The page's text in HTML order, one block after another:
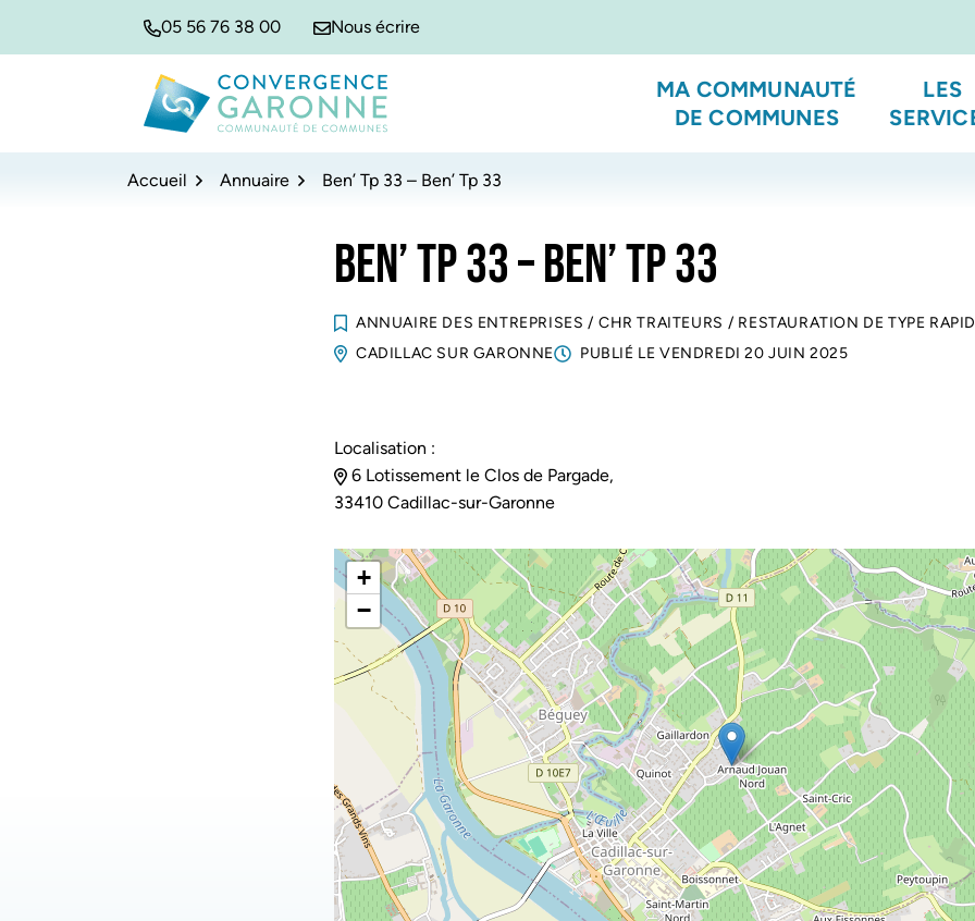
05 56 76 38 00 Nous écrire
Convergence Garonne
MA COMMUNAUTÉ
DE COMMUNES
LES
Accueil Annuaire Ben’ Tp 33 – Ben’ Tp 33
BEN’ TP 33 – BEN’ TP 33
ANNUAIRE DES ENTREPRISES / CHR TRAITEURS / RESTAURATION DE TYPE
CADILLAC SUR GARONNE
PUBLIÉ LE VENDREDI 20 JUIN 2025
Localisation :
6 Lotissement le Clos de Pargade,
33410 Cadillac-sur-Garonne
+
−